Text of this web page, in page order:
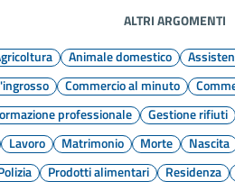
ALTRI ARGOMENTI
Animale domestico
Commercio al minuto
professionale Gestione rifiuti
Lavoro Matrimonio Morte Nascita
Prodotti alimentari Residenza